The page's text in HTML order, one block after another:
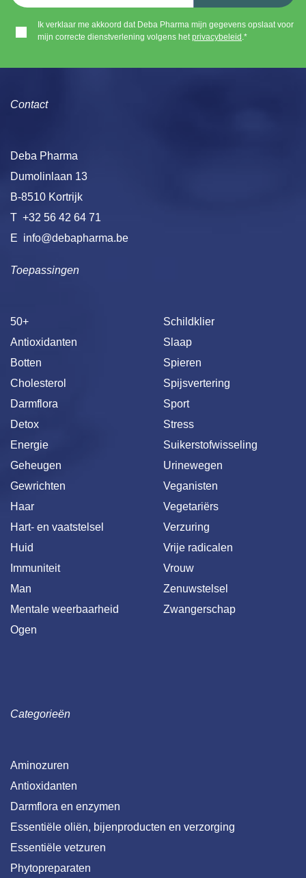
Ik verklaar me akkoord dat Deba Pharma mijn gegevens opslaat voor
mijn correcte dienstverlening volgens het privacybeleid .*
Toepassingen
50+
Antioxidanten
Botten
Cholesterol
Darmflora
Detox
Energie
Geheugen
Gewrichten
Haar
Hart- en vaatstelsel
Huid
Immuniteit
Man
Mentale weerbaarheid
Ogen
Schildklier
Slaap
Spieren
Spijsvertering
Sport
Stress
Suikerstofwisseling
Urinewegen
Veganisten
Vegetariërs
Verzuring
Vrije radicalen
Vrouw
Zenuwstelsel
Zwangerschap
Contact
Deba Pharma
Dumolinlaan 13
B-8510 Kortrijk
T +32 56 42 64 71
E info@debapharma.be
Categorieën
Aminozuren
Antioxidanten
Darmflora en enzymen
Essentiële oliën, bijenproducten en verzorging
Essentiële vetzuren
Phytopreparaten